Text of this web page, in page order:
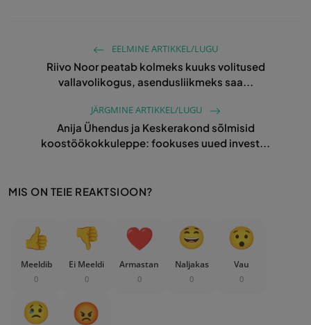
EELMINE ARTIKKEL/LUGU
Riivo Noor peatab kolmeks kuuks volitused
vallavolikogus, asendusliikmeks saa...
JÄRGMINE ARTIKKEL/LUGU
Anija Ühendus ja Keskerakond sõlmisid
koostöökokkuleppe: fookuses uued invest...
MIS ON TEIE REAKTSIOON?
Meeldib
0
Ei Meeldi
0
Armastan
0
Naljakas
0
Vau
0